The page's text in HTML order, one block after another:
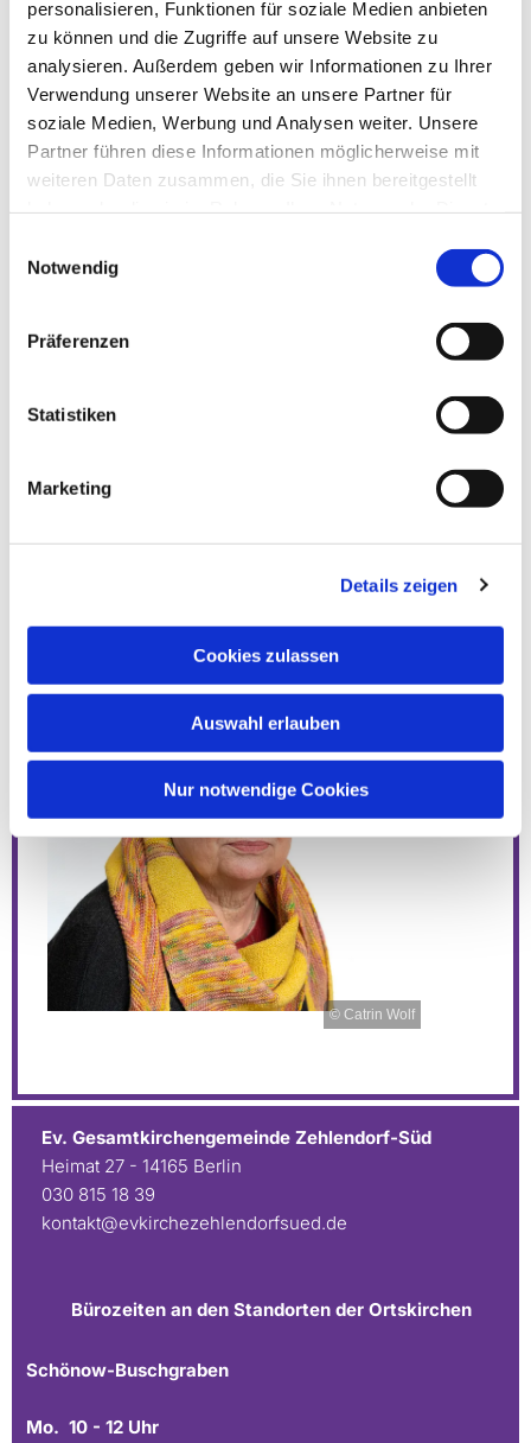
personalisieren, Funktionen für soziale Medien anbieten
zu können und die Zugriffe auf unsere Website zu
analysieren. Außerdem geben wir Informationen zu Ihrer
Verwendung unserer Website an unsere Partner für
soziale Medien, Werbung und Analysen weiter. Unsere
Partner führen diese Informationen möglicherweise mit
weiteren Daten zusammen, die Sie ihnen bereitgestellt
Notwendig
Präferenzen
Statistiken
Marketing
Details zeigen
Cookies zulassen
Auswahl erlauben
Nur notwendige Cookies
Marianne Richter
© Catrin Wolf
Ev. Gesamtkirchengemeinde Zehlendorf-Süd
Heimat 27 - 14165 Berlin
030 815 18 39
kontakt@evkirchezehlendorfsued.de
Bürozeiten an den Standorten der Ortskirchen
Schönow-Buschgraben
Mo. 10 - 12 Uhr